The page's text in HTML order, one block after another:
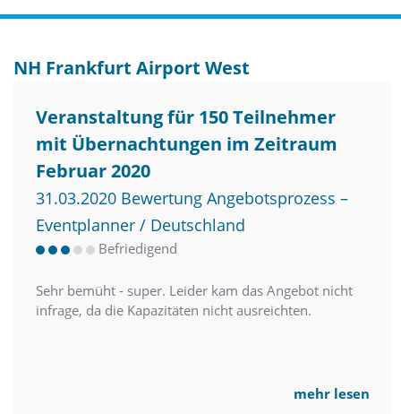
NH Frankfurt Airport West
Veranstaltung für 150 Teilnehmer
mit Übernachtungen im Zeitraum
Februar 2020
31.03.2020 Bewertung Angebotsprozess –
Eventplanner / Deutschland
Befriedigend
Sehr bemüht - super. Leider kam das Angebot nicht
infrage, da die Kapazitäten nicht ausreichten.
mehr lesen